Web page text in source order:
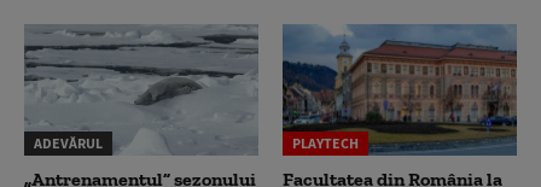
ADEVĂRUL
„Antrenamentul” sezonului
PLAYTECH
Facultatea din România la